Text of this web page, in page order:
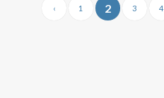
‹ 1 2 3 4